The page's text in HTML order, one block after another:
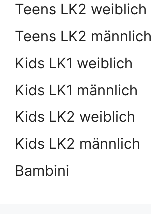
Teens LK2 weiblich
Teens LK2 männlich
Kids LK1 weiblich
Kids LK1 männlich
Kids LK2 weiblich
Kids LK2 männlich
Bambini